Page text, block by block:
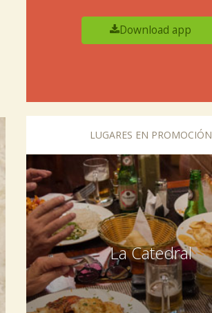
Download app
LUGARES EN PROMOCIÓN
La Catedral
Previous